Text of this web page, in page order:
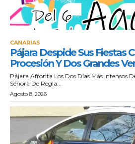
CANARIAS
Pájara Despide Sus Fiestas
Procesión Y Dos Grandes
Pájara Afronta Los Dos Días Más Intensos
Señora De Regla...
Agosto 8, 2026